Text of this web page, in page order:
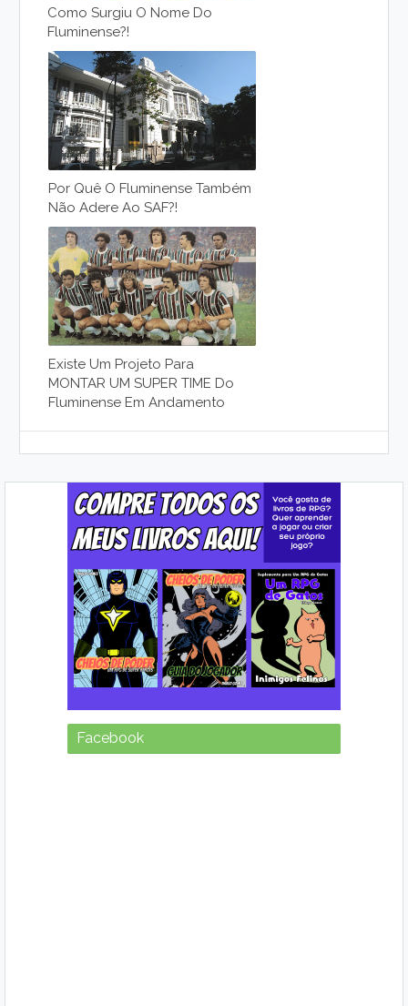
Como Surgiu O Nome Do
Fluminense?!
Por Quê O Fluminense Também
Não Adere Ao SAF?!
Existe Um Projeto Para
MONTAR UM SUPER TIME Do
Fluminense Em Andamento
Facebook